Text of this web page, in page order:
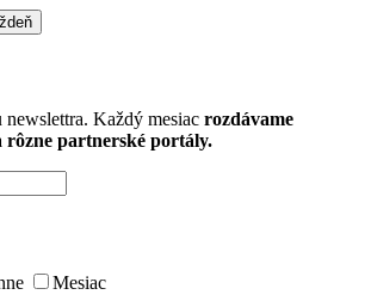
newslettra. Každý mesiac rozdávame
partnerské portály.
Mesiac